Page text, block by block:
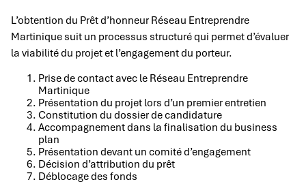
L’obtention du Prêt d’honneur Réseau Entreprendre
Martinique suit un processus structuré qui permet d’évaluer
la viabilité du projet et l’engagement du porteur.
Prise de contact avec le Réseau Entreprendre
Martinique
Présentation du projet lors d’un premier entretien
Constitution du dossier de candidature
Accompagnement dans la finalisation du business
plan
Présentation devant un comité d’engagement
Décision d’attribution du prêt
Déblocage des fonds